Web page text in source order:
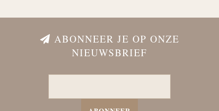
ABONNEER JE OP ONZE
NIEUWSBRIEF